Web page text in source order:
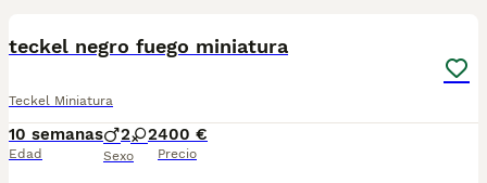
teckel negro fuego miniatura
Teckel Miniatura
10 semanas
Edad
2 2
Sexo
400 €
Precio